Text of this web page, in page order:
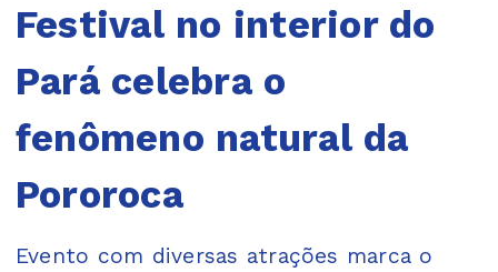
Festival no interior do
Pará celebra o
fenômeno natural da
Pororoca
Evento com diversas atrações marca o